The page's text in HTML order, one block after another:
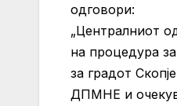
одговори:
„Централниот
на процедура
за градот
ДПМНЕ и